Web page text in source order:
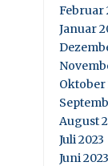
Februar
Januar
Oktober
August
Juli 2023
Juni 2023